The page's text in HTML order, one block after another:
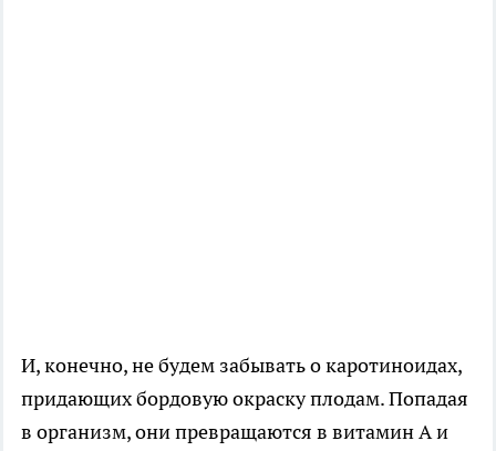
И, конечно, не будем забывать о каротиноидах,
придающих бордовую окраску плодам. Попадая
в организм, они превращаются в витамин А и